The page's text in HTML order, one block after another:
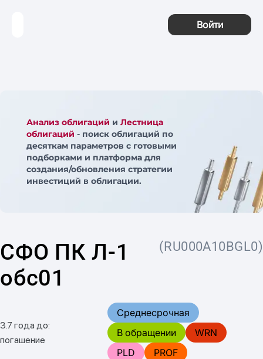
Войти
Анализ облигаций и Лестница
облигаций - поиск облигаций по
десяткам параметров с готовыми
подборками и платформа для
создания/обновления стратегии
инвестиций в облигации.
СФО ПК Л-1
обс01
(RU000A10BGL0)
3.7 года до:
погашение
Среднесрочная
В обращении
WRN
PLD
PROF